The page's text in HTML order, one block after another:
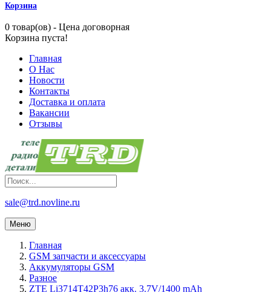
Корзина
0 товар(ов) - Цена договорная
Корзина пуста!
Главная
О Нас
Новости
Контакты
Доставка и оплата
Вакансии
Отзывы
sale@trd.novline.ru
Меню
Главная
GSM запчасти и аксессуары
Аккумуляторы GSM
Разное
ZTE Li3714T42P3h76 акк. 3.7V/1400 mAh